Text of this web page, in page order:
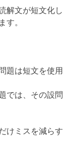
解文が短文化
す。
題は短文を使
では、その設
けミスを減ら